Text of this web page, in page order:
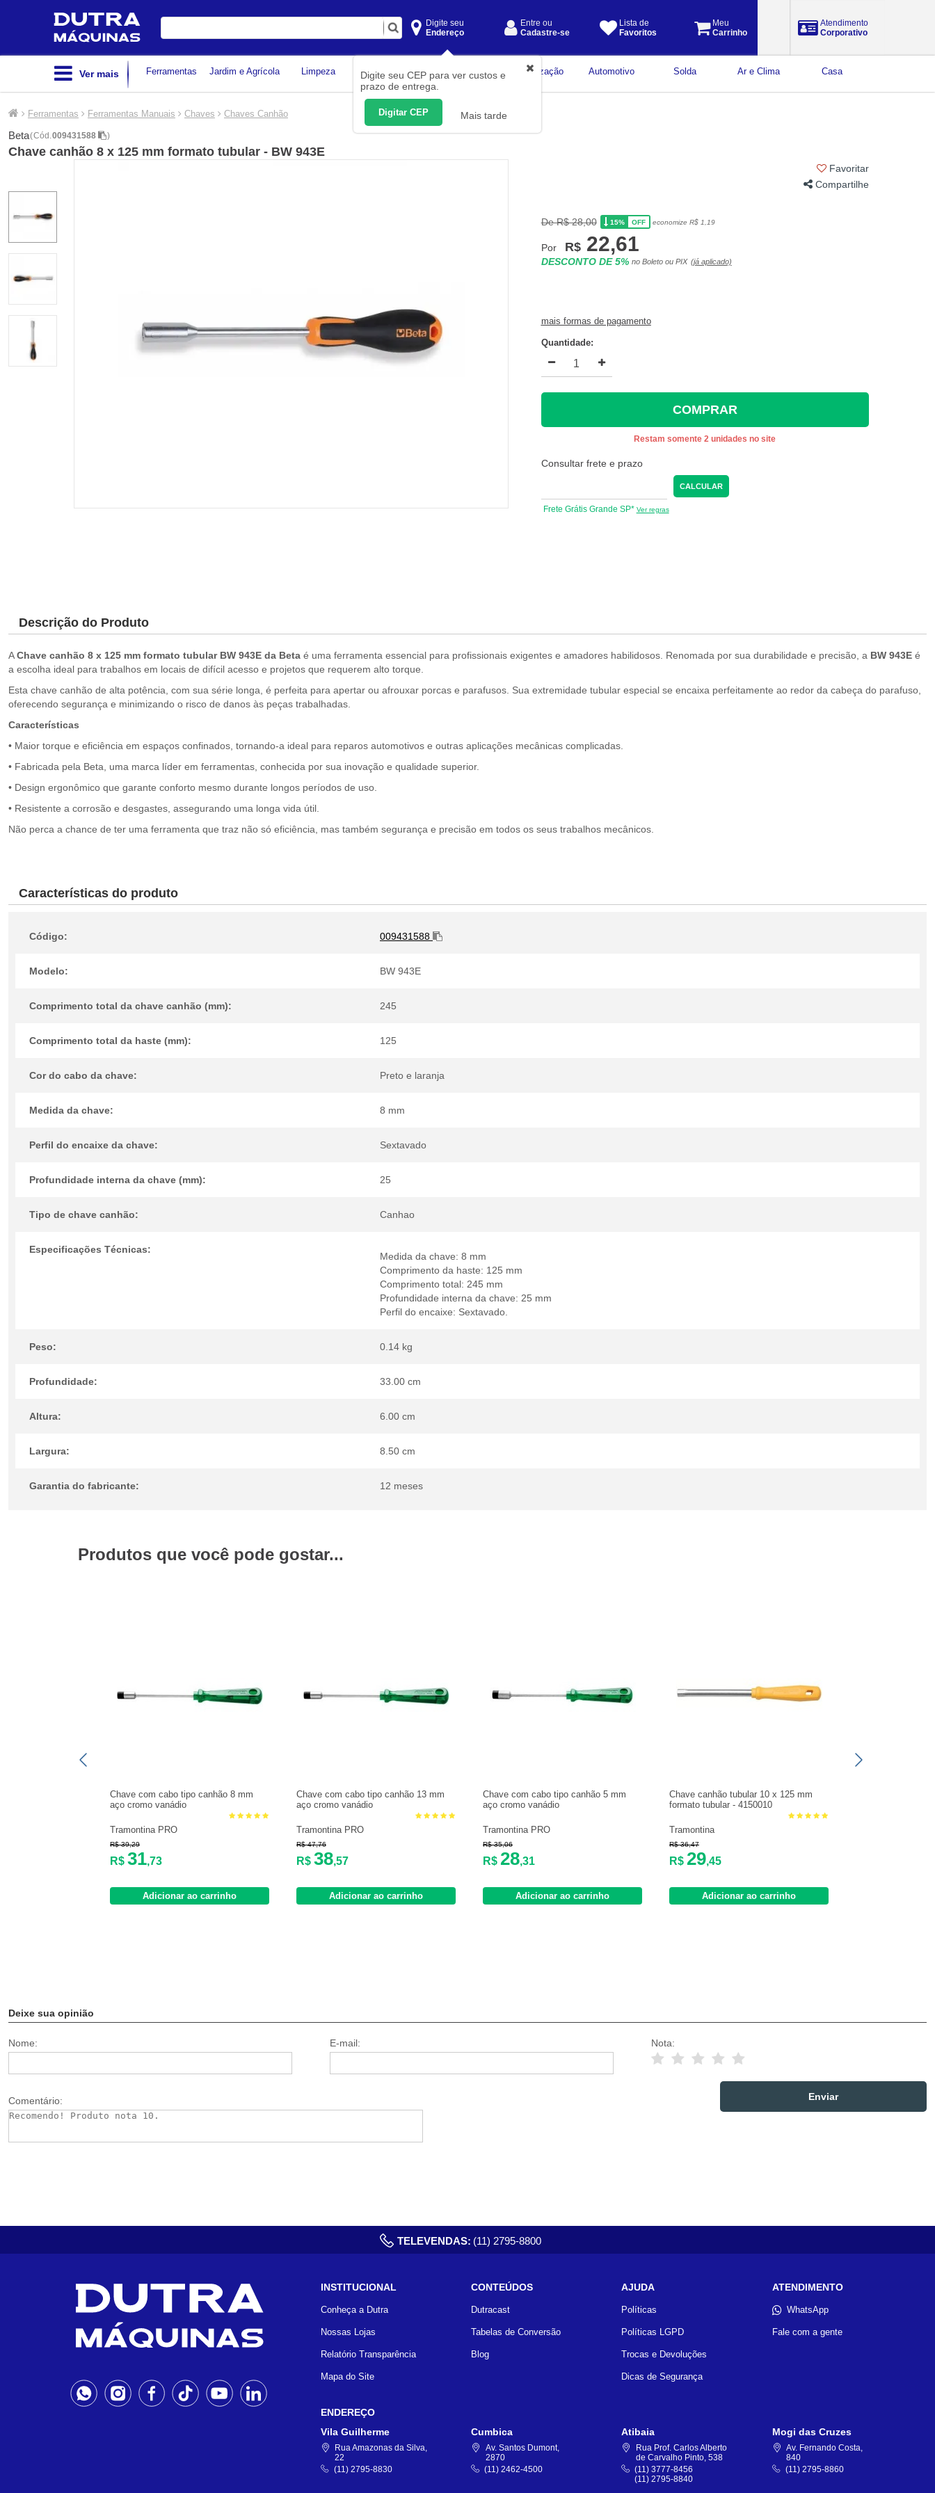
Digite
Digite seu
Endereço
Digite seu CEP para ver custos e
prazo de entrega.
Digitar CEP Mais tarde
Entre ou
Cadastre-se
Lista de
Favoritos
Meu
Carrinho
Atendimento
Corporativo
Ver mais Ferramentas Jardim e Agrícola Limpeza Construção Civil
Medição
Organização Automotivo Solda Ar e Clima Casa
Ferramentas Ferramentas Manuais Chaves Chaves Canhão
Beta(Cód. 009431588 )
Chave canhão 8 x 125 mm formato tubular - BW 943E
Favoritar
Compartilhe
De R$ 28,00 15% OFF economize R$ 1,19
Por R$ 22,61
DESCONTO DE 5% no Boleto ou PIX (já aplicado)
mais formas de pagamento
Quantidade:
COMPRAR
Restam somente 2 unidades no site
Consultar frete e prazo
CALCULAR
Frete Grátis Grande SP* Ver regras
Descrição do Produto
AChave canhão 8 x 125 mm formato tubular BW 943E da Beta é uma ferramenta essencial para profissionais exigentes e amadores habilidosos. Renomada por sua durabilidade e precisão, a BW 943E é
a escolha ideal para trabalhos em locais de difícil acesso e projetos que requerem alto torque.
Esta chave canhão de alta potência, com sua série longa, é perfeita para apertar ou afrouxar porcas e parafusos. Sua extremidade tubular especial se encaixa perfeitamente ao redor da cabeça do parafuso,
oferecendo segurança e minimizando o risco de danos às peças trabalhadas.
Características
• Maior torque e eficiência em espaços confinados, tornando-a ideal para reparos automotivos e outras aplicações mecânicas complicadas.
• Fabricada pela Beta, uma marca líder em ferramentas, conhecida por sua inovação e qualidade superior.
• Design ergonômico que garante conforto mesmo durante longos períodos de uso.
• Resistente a corrosão e desgastes, assegurando uma longa vida útil.
Não perca a chance de ter uma ferramenta que traz não só eficiência, mas também segurança e precisão em todos os seus trabalhos mecânicos.
Características do produto
Código: 009431588
Modelo: BW 943E
Comprimento total da chave canhão (mm): 245
Comprimento total da haste (mm): 125
Cor do cabo da chave: Preto e laranja
Medida da chave: 8 mm
Perfil do encaixe da chave: Sextavado
Profundidade interna da chave (mm): 25
Tipo de chave canhão: Canhao
Especificações Técnicas:
Medida da chave: 8 mm
Comprimento da haste: 125 mm
Comprimento total: 245 mm
Profundidade interna da chave: 25 mm
Perfil do encaixe: Sextavado.
Peso: 0.14 kg
Profundidade: 33.00 cm
Altura: 6.00 cm
Largura: 8.50 cm
Garantia do fabricante: 12 meses
Produtos que você pode gostar...
Chave com cabo tipo canhão 8 mm
aço cromo vanádio
Tramontina PRO
R$ 39,29
R$ 31,73
Adicionar ao carrinho
Chave com cabo tipo canhão 13 mm
aço cromo vanádio
Tramontina PRO
R$ 47,76
R$ 38,57
Adicionar ao carrinho
Chave com cabo tipo canhão 5 mm
aço cromo vanádio
Tramontina PRO
R$ 35,06
R$ 28,31
Adicionar ao carrinho
Chave canhão tubular 10 x 125 mm
formato tubular - 4150010
Tramontina
R$ 36,47
R$ 29,45
Adicionar ao carrinho
Deixe sua opinião
Nome: E-mail: Nota:
Comentário:
TELEVENDAS: (11) 2795-8800
INSTITUCIONAL
Conheça a Dutra
Nossas Lojas
Relatório Transparência
Mapa do Site
CONTEÚDOS
Dutracast
Tabelas de Conversão
Blog
AJUDA
Políticas
Políticas LGPD
Trocas e Devoluções
Dicas de Segurança
ATENDIMENTO
WhatsApp
Fale com a gente
ENDEREÇO
Vila Guilherme
Rua Amazonas da Silva,
22
(11) 2795-8830
Cumbica
Av. Santos Dumont,
2870
(11) 2462-4500
Atibaia
Rua Prof. Carlos Alberto
de Carvalho Pinto, 538
(11) 3777-8456
(11) 2795-8840
Mogi das Cruzes
Av. Fernando Costa,
840
(11) 2795-8860